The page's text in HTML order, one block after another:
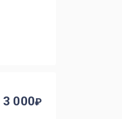
3 000